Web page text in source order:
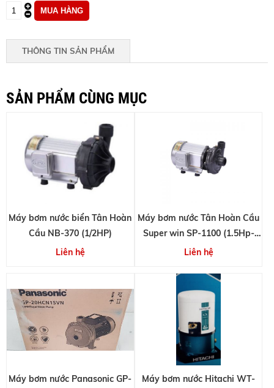
THÔNG TIN SẢN PHẨM
SẢN PHẨM CÙNG MỤC
Máy bơm nước biển Tân Hoàn
Cầu NB-370 (1/2HP)
Liên hệ
Máy bơm nước Tân Hoàn Cầu
Super win SP-1100 (1.5Hp-
25m3/h)
Liên hệ
Máy bơm nước Panasonic GP-
Máy bơm nước Hitachi WT-